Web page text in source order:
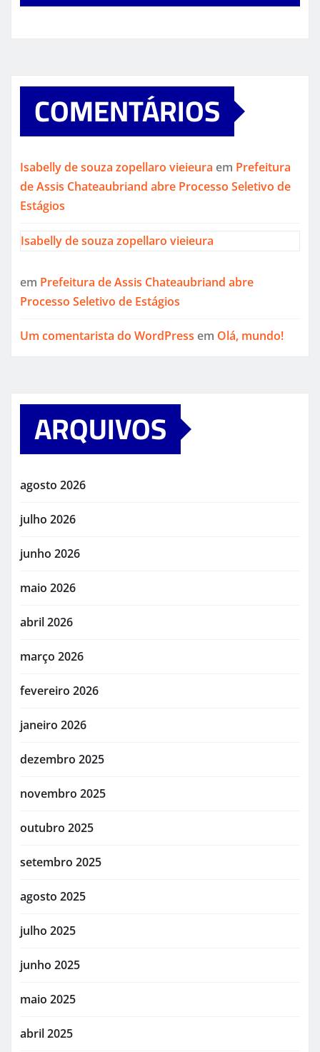
COMENTÁRIOS
Isabelly de souza zopellaro vieieura em Prefeitura
de Assis Chateaubriand abre Processo Seletivo de
Estágios
Isabelly de souza zopellaro vieieura
em Prefeitura de Assis Chateaubriand abre
Processo Seletivo de Estágios
Um comentarista do WordPress em Olá, mundo!
ARQUIVOS
agosto 2026
julho 2026
junho 2026
maio 2026
abril 2026
março 2026
fevereiro 2026
janeiro 2026
dezembro 2025
novembro 2025
outubro 2025
setembro 2025
agosto 2025
julho 2025
junho 2025
maio 2025
abril 2025